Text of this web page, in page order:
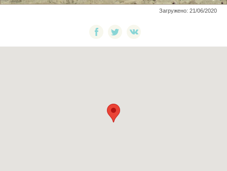
Загружено: 21/06/2020